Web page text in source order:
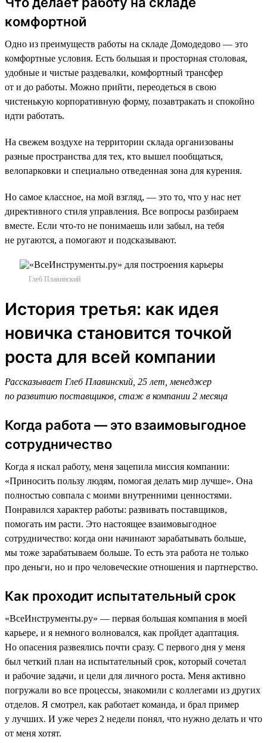
комфортной
Одно из преимуществ работы на складе Домодедово — это
комфортные условия. Есть большая и просторная столовая,
удобные и чистые раздевалки, комфортный трансфер
от и до работы. Можно прийти, переодеться в свою
чистенькую корпоративную форму, позавтракать и спокойно
идти работать.
На свежем воздухе на территории склада организованы
разные пространства для тех, кто вышел пообщаться,
велопарковки и специально отведенная зона для курения.
Но самое классное, на мой взгляд, — это то, что у нас нет
директивного стиля управления. Все вопросы разбираем
вместе. Если что-то не понимаешь или забыл, на тебя
не ругаются, а помогают и подсказывают.
Глеб Плавинский
История третья: как идея
новичка становится точкой
роста для всей компании
Рассказывает Глеб Плавинский, 25 лет, менеджер
по развитию поставщиков, стаж в компании 2 месяца
Когда работа — это взаимовыгодное
сотрудничество
Когда я искал работу, меня зацепила миссия компании:
«Приносить пользу людям, помогая делать мир лучше». Она
полностью совпала с моими внутренними ценностями.
Понравился характер работы: развивать поставщиков,
помогать им расти. Это настоящее взаимовыгодное
сотрудничество: когда они начинают зарабатывать больше,
мы тоже зарабатываем больше. То есть эта работа не только
про деньги, но и про человеческие отношения и партнерство.
Как проходит испытательный срок
«ВсеИнструменты.ру» — первая большая компания в моей
карьере, и я немного волновался, как пройдет адаптация.
Но опасения развеялись почти сразу. С первого дня у меня
был четкий план на испытательный срок, который сочетал
и рабочие задачи, и цели для личного роста. Меня активно
погружали во все процессы, знакомили с коллегами из других
отделов. Я смотрел, как работает команда, и брал пример
у лучших. И уже через 2 недели понял, что нужно делать и что
от меня хотят.